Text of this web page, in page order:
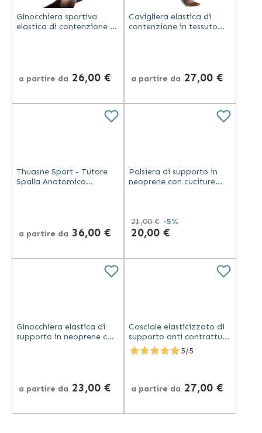
Ginocchiera sportiva
elastica di contenzione in
a partire da 26,00 €
Cavigliera elastica di
contenzione in tessuto
a partire da 27,00 €
Thuasne Sport - Tutore
Spalla Anatomico
a partire da 36,00 €
Polsiera di supporto in
neoprene con cuciture
21,00 € -5%
20,00 €
Ginocchiera elastica di
supporto in neoprene con
a partire da 23,00 €
Cosciale elasticizzato di
supporto anti contratture
in neoprene - Thuasne
Sport
5/5
a partire da 27,00 €